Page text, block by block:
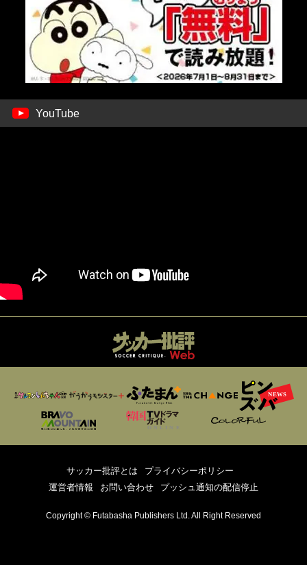
YouTube
サッカー批評とは
プライバシーポリシー
運営者情報
お問い合わせ プッシュ通知の配信停止
Copyright © Futabasha Publishers Ltd. All Right Reserved